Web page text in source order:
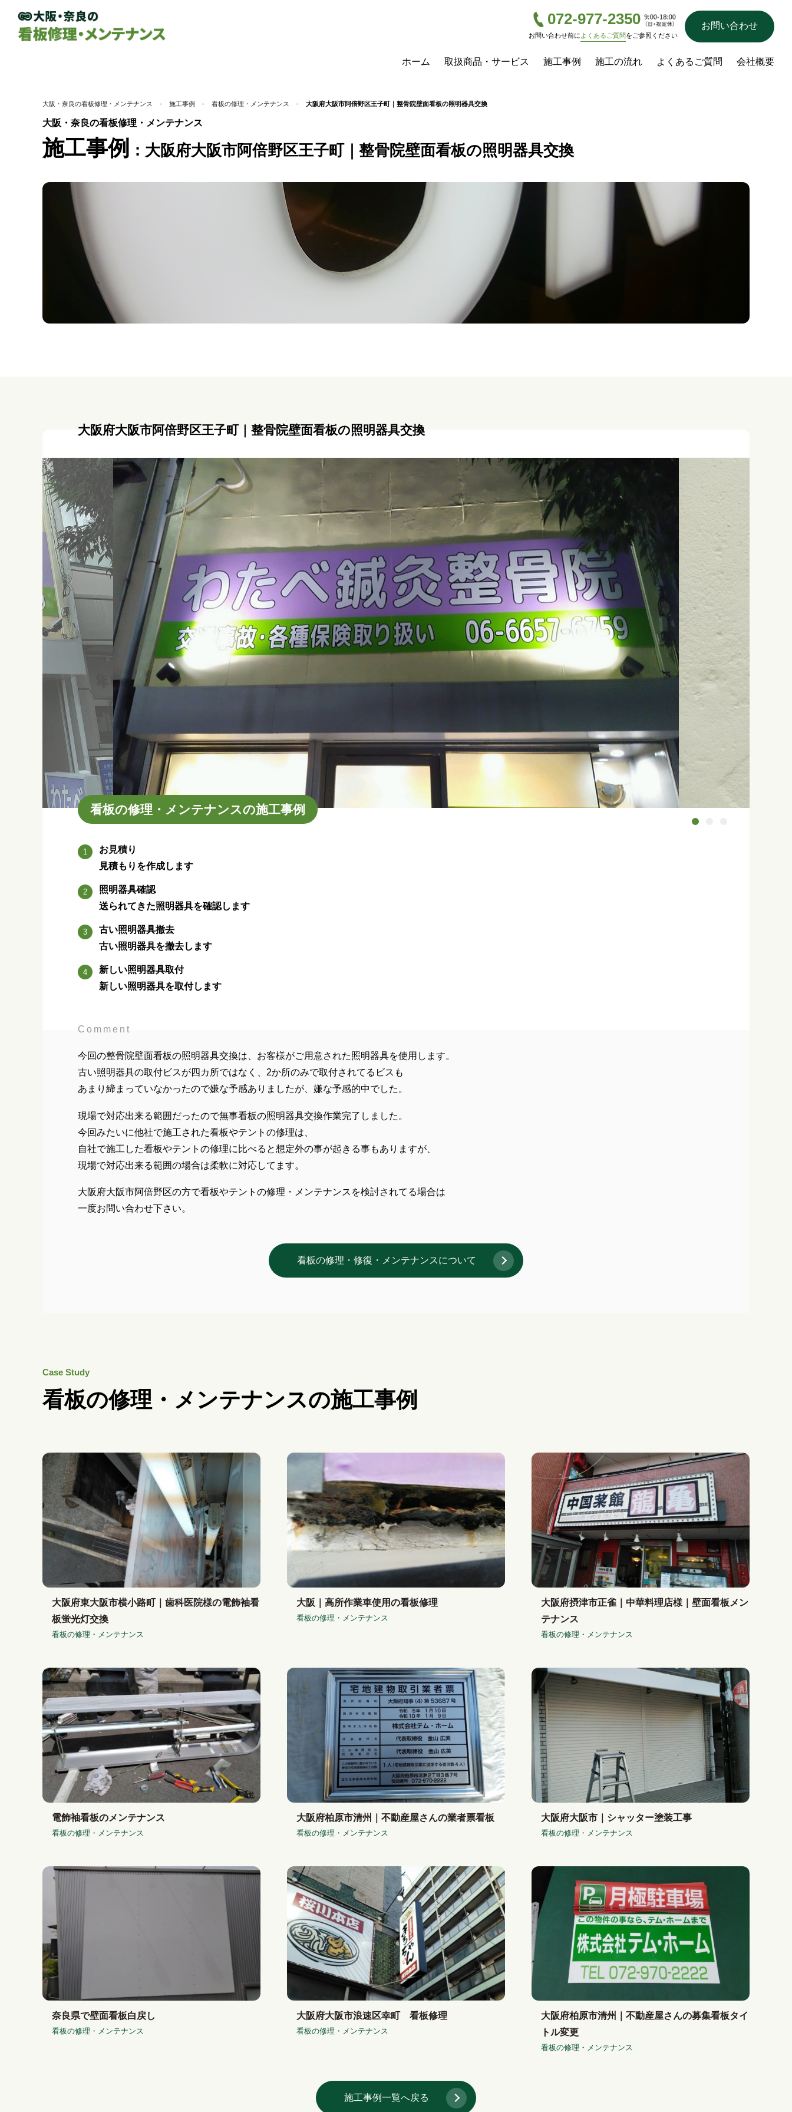
072-977-2350
お問い合わせ前に よくあるご質問をご参照ください
お問い合わせ
ホーム 取扱商品・サービス 施工事例 施工の流れ よくあるご質問 会社概要
大阪・奈良の看板修理・メンテナンス - 施工事例 - 看板の修理・メンテナンス - 大阪府大阪市阿倍野区王子町｜整骨院壁面看板の照明器具交換
大阪・奈良の看板修理・メンテナンス
施工事例 大阪府大阪市阿倍野区王子町｜整骨院壁面看板の照明器具交換
大阪府大阪市阿倍野区王子町｜整骨院壁面看板の照明器具交換
看板の修理・メンテナンスの施工事例
お見積り
見積もりを作成します
照明器具確認
送られてきた照明器具を確認します
古い照明器具撤去
古い照明器具を撤去します
新しい照明器具取付
新しい照明器具を取付します
Comment
今回の整骨院壁面看板の照明器具交換は、お客様がご用意された照明器具を使用します。
古い照明器具の取付ビスが四カ所ではなく、2か所のみで取付されてるビスも
あまり締まっていなかったので嫌な予感ありましたが、嫌な予感的中でした。
現場で対応出来る範囲だったので無事看板の照明器具交換作業完了しました。
今回みたいに他社で施工された看板やテントの修理は、
自社で施工した看板やテントの修理に比べると想定外の事が起きる事もありますが、
現場で対応出来る範囲の場合は柔軟に対応してます。
大阪府大阪市阿倍野区の方で看板やテントの修理・メンテナンスを検討されてる場合は
一度お問い合わせ下さい。
看板の修理・修復・メンテナンスについて
Case Study
看板の修理・メンテナンスの施工事例
大阪府東大阪市横小路町｜歯科医院様の電飾袖看
板蛍光灯交換
看板の修理・メンテナンス
大阪｜高所作業車使用の看板修理
看板の修理・メンテナンス
大阪府摂津市正雀｜中華料理店様｜壁面看板メン
テナンス
看板の修理・メンテナンス
電飾袖看板のメンテナンス
看板の修理・メンテナンス
大阪府柏原市清州｜不動産屋さんの業者票看板
看板の修理・メンテナンス
大阪府大阪市｜シャッター塗装工事
看板の修理・メンテナンス
奈良県で壁面看板白戻し
看板の修理・メンテナンス
大阪府大阪市浪速区幸町 看板修理
看板の修理・メンテナンス
大阪府柏原市清州｜不動産屋さんの募集看板タイ
トル変更
看板の修理・メンテナンス
施工事例一覧へ戻る